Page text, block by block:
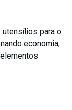
utensílios para o
economia,